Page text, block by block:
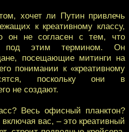
хочет ли Путин привлечь
к креативному классу,
он не согласен с тем, что
под этим термином. Он
посещающие митинги на
понимании к «креативному
поскольку они в
не создают.
Весь офисный планктон?
вас, – это креативный